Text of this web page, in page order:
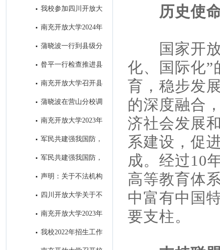
去年系统工作 擂响今年春招战
我校参加四川开放大
学举办的全省招生宣传微视频大
南充开放大学2024年
蒲晓波一行到县级分
校检查指导“达标工程”和教务工
昝平一行检查推进县
级分校“达标工程”暨教务工作
南充开放大学召开县
级分校达标工程初审通报会 ​
蒲晓波在营山分校调
研推进秋招工作
南充开放大学2023年
秋季招生进入尾声
军民共建强我国防，
南充开大办“拥军班” ----南充开
仪式圆满举行
军民共建强我国防，
南充开大办“拥军班” ----南充开
仪式圆满举行
声明：关于不法机构
冒用我校名义进行虚假招生的郑
四川开放大学关于不
法机构冒用我校名义进行虚假招
南充开放大学2023年
春季招生简章
我校2022年招生工作
取得历史性突破
历史使
国家开
化、国际化”
育，稳步发
的深度融合
济社会发展
系建设，促
成。经过10
高等教育体
中富有中国
要支柱。